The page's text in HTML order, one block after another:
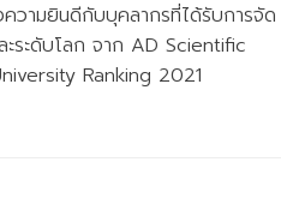
วามยินดีกับบุคลากรที่ได้รับการจัด
ระดับโลก จาก AD Scientific
Ranking 2021